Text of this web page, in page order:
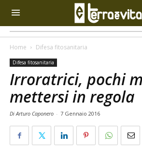
Home Difesa fitosanitaria
Difesa fitosanitaria
Irroratrici, pochi
mettersi in regola
Di Arturo Caponero - 7 Gennaio 2016